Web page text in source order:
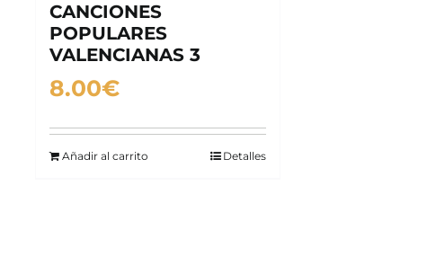
CANCIONES
POPULARES
VALENCIANAS 3
8.00€
Añadir al carrito Detalles